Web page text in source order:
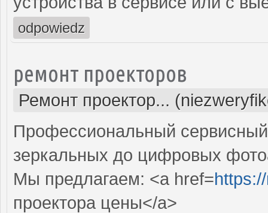
odpowiedz
ремонт проекторов
Ремонт проектор...
Профессиональный
зеркальных до цифровых
Мы предлагаем: <a href=
проектора цены</a>